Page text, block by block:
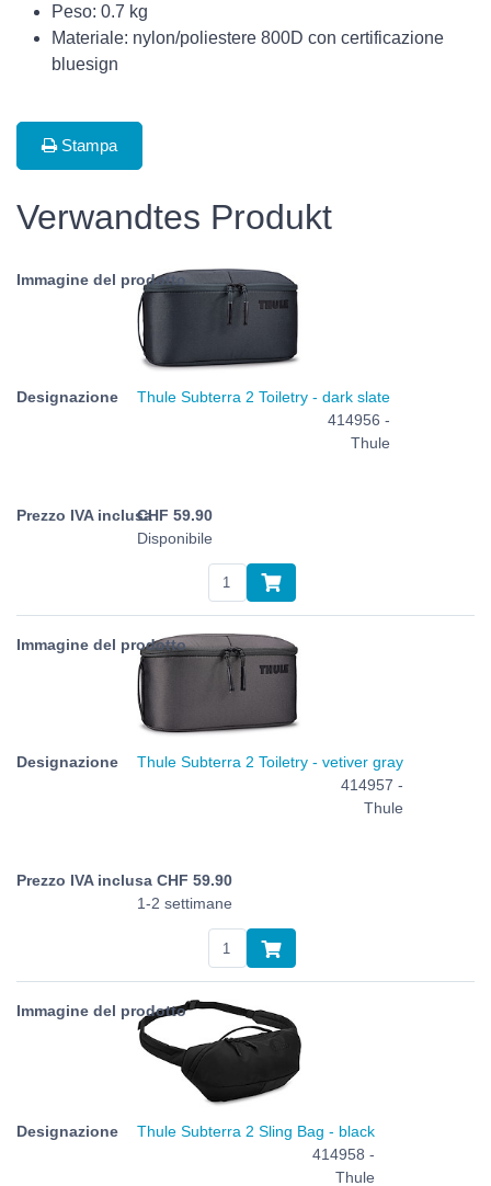
Peso: 0.7 kg
Materiale: nylon/poliestere 800D con certificazione
bluesign
Stampa
Verwandtes Produkt
Thule Subterra 2 Toiletry - dark slate
414956 -
Thule
CHF 59.90
Disponibile
Thule Subterra 2 Toiletry - vetiver gray
414957 -
Thule
CHF 59.90
1-2 settimane
Thule Subterra 2 Sling Bag - black
414958 -
Thule